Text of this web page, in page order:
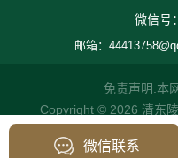
微信号
邮箱：
免责声明:本
Copyright © 2026 清东
微信联系